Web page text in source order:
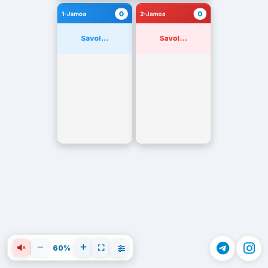
1-Jamoa 0
Savol...
2-Jamoa 0
Savol...
60%